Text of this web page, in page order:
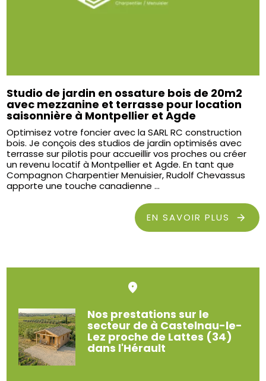
Studio de jardin en ossature bois de 20m2
avec mezzanine et terrasse pour location
saisonnière à Montpellier et Agde
Optimisez votre foncier avec la SARL RC construction
bois. Je conçois des studios de jardin optimisés avec
terrasse sur pilotis pour accueillir vos proches ou créer
un revenu locatif à Montpellier et Agde. En tant que
Compagnon Charpentier Menuisier, Rudolf Chevassus
apporte une touche canadienne ...
EN SAVOIR PLUS
Nos prestations sur le
secteur de à Castelnau-le-
Lez proche de Lattes (34)
dans l'Hérault